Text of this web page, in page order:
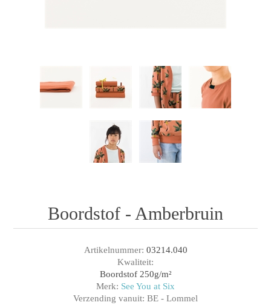
Boordstof - Amberbruin
Artikelnummer: 03214.040
Kwaliteit:
Boordstof 250g/m²
Merk: See You at Six
Verzending vanuit: BE - Lommel